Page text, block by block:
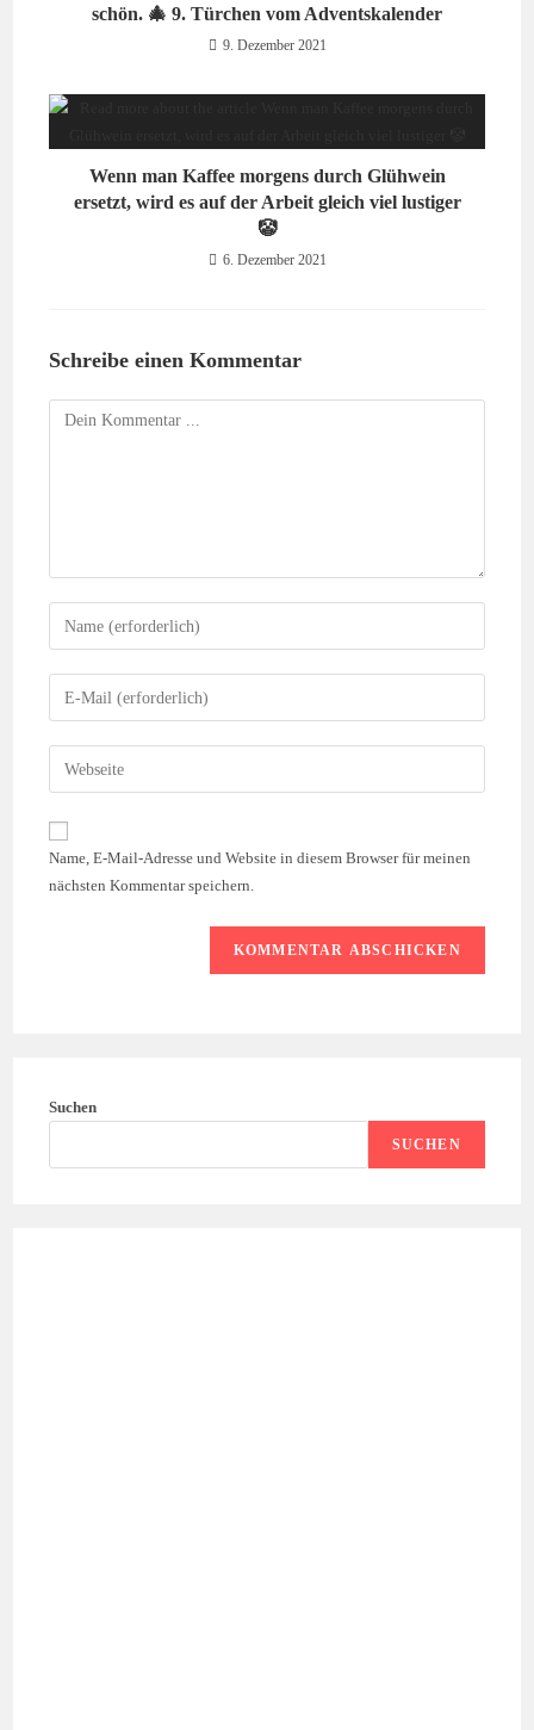
schön. 🎄 9. Türchen vom Adventskalender
9. Dezember 2021
Wenn man Kaffee morgens durch Glühwein
ersetzt, wird es auf der Arbeit gleich viel lustiger
🤡
6. Dezember 2021
Schreibe einen Kommentar
Kommentieren
Gib
deinen
Namen
oder
zum
Kommentieren
ein
Gib
deine
E-
Mail-
zum
Kommentieren
ein
Gib
deine
Website-
URL
ein
Name, E-Mail-Adresse und Website in diesem Browser für meinen
nächsten Kommentar speichern.
Suchen
SUCHEN